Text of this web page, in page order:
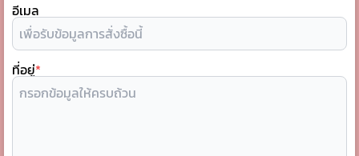
อีเมล
ที่อยู่*